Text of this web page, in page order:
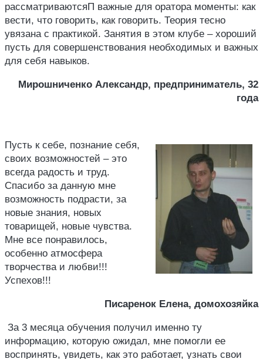
рассматриваютсяП важные для оратора моменты: как
вести, что говорить, как говорить. Теория тесно
увязана с практикой. Занятия в этом клубе – хороший
пусть для совершенствования необходимых и важных
для себя навыков.
Мирошниченко Александр, предприниматель, 32
года
Пусть к себе, познание себя,
своих возможностей – это
всегда радость и труд.
Спасибо за данную мне
возможность подрасти, за
новые знания, новых
товарищей, новые чувства.
Мне все понравилось,
особенно атмосфера
творчества и любви!!!
Успехов!!!
Писаренок Елена, домохозяйка
За 3 месяца обучения получил именно ту
информацию, которую ожидал, мне помогли ее
воспринять, увидеть, как это работает, узнать свои